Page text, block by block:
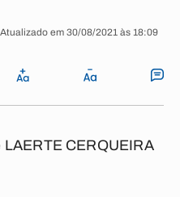
em 30/08/2021 às 18:09
LAERTE CERQUEIRA